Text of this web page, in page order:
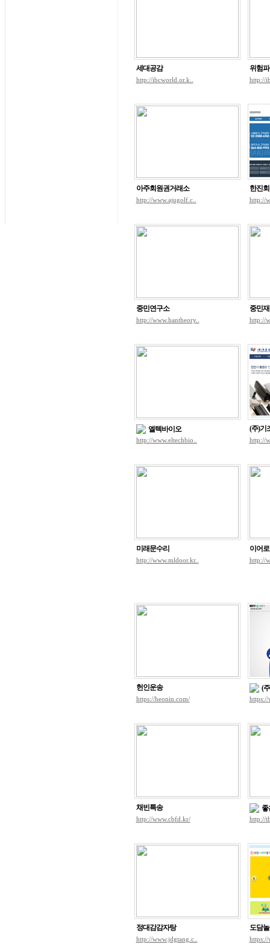
세대공감
http://ibcworld.or.k..
위험
http://
아주회원권거래소
http://www.ajugolf.c..
한진
http://
중민연구소
http://www.hantheory..
중민
http://
엘텍바이오
http://www.eltechbio..
(주)기
http://
미래문수리
http://www.mldoor.kr..
이어
http://
헌인운송
https://heonin.com/
(
https://
채빈특송
http://www.cbfd.kr/
좋
http://
정대감감자탕
http://www.jdgtang.c..
도담
https://